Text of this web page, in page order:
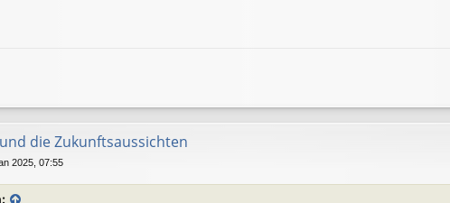
die Zukunftsaussichten
2025, 07:55